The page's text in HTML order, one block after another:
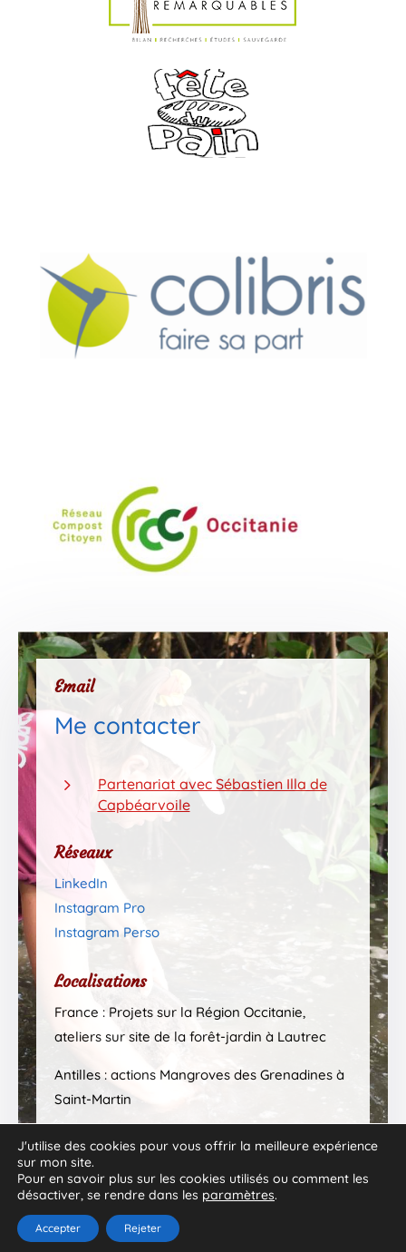
Email
Me contacter
5
Partenariat avec Sébastien Illa de
Capbéarvoile
Réseaux
LinkedIn
Instagram Pro
Instagram Perso
Localisations
France : Projets sur la Région Occitanie,
ateliers sur site de la forêt-jardin à Lautrec
Antilles : actions Mangroves des Grenadines à
Saint-Martin
J'utilise des cookies pour vous offrir la meilleure expérience
sur mon site.
Pour en savoir plus sur les cookies utilisés ou comment les
désactiver, se rendre dans les paramètres.
Accepter Rejeter